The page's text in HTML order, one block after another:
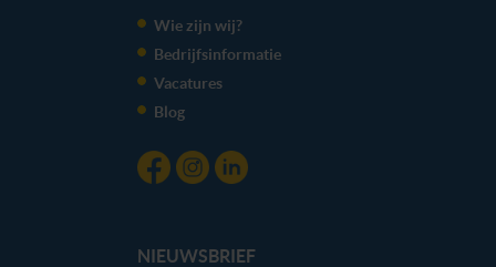
Wie zijn wij?
Bedrijfsinformatie
Vacatures
Blog
NIEUWSBRIEF